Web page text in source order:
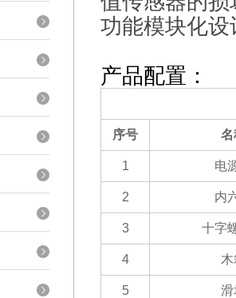
功能模块化
产品配置：
序号 名
1 电
2 内
3 十字
4
5 滑